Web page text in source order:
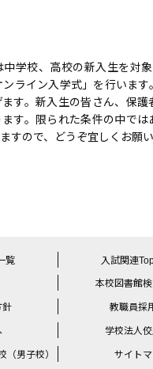
学校、高校の新入生を対
ライン入学式」を行います
す。新入生の皆さん、保護
す。限られた条件の中では
すので、どうぞ宜しくお願い
覧 入試関連
本校図書館
針 教職員採
学校法人
（男子校） サイト